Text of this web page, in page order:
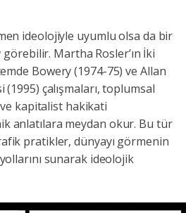
ideolojiyle uyumlu olsa da bir
Martha Rosler’ın İki
Bowery (1974-75) ve Allan
(1995) çalışmaları, toplumsal
kapitalist hakikati
anlatılara meydan okur. Bu tür
pratikler, dünyayı görmenin
sunarak ideolojik